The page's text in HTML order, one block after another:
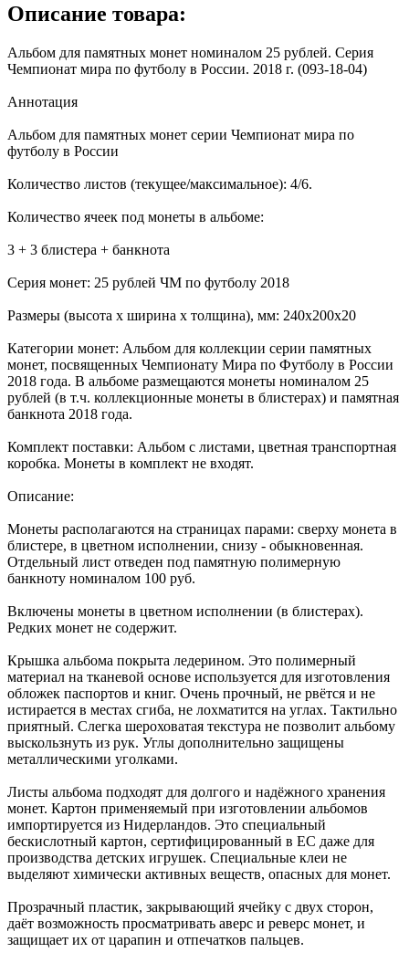
Описание товара:
Альбом для памятных монет номиналом 25 рублей. Серия
Чемпионат мира по футболу в России. 2018 г. (093-18-04)
Аннотация
Альбом для памятных монет серии Чемпионат мира по
футболу в России
Количество листов (текущее/максимальное): 4/6.
Количество ячеек под монеты в альбоме:
3 + 3 блистера + банкнота
Серия монет: 25 рублей ЧМ по футболу 2018
Размеры (высота х ширина х толщина), мм: 240х200х20
Категории монет: Альбом для коллекции серии памятных
монет, посвященных Чемпионату Мира по Футболу в России
2018 года. В альбоме размещаются монеты номиналом 25
рублей (в т.ч. коллекционные монеты в блистерах) и памятная
банкнота 2018 года.
Комплект поставки: Альбом с листами, цветная транспортная
коробка. Монеты в комплект не входят.
Описание:
Монеты располагаются на страницах парами: сверху монета в
блистере, в цветном исполнении, снизу - обыкновенная.
Отдельный лист отведен под памятную полимерную
банкноту номиналом 100 руб.
Включены монеты в цветном исполнении (в блистерах).
Редких монет не содержит.
Крышка альбома покрыта ледерином. Это полимерный
материал на тканевой основе используется для изготовления
обложек паспортов и книг. Очень прочный, не рвётся и не
истирается в местах сгиба, не лохматится на углах. Тактильно
приятный. Слегка шероховатая текстура не позволит альбому
выскользнуть из рук. Углы дополнительно защищены
металлическими уголками.
Листы альбома подходят для долгого и надёжного хранения
монет. Картон применяемый при изготовлении альбомов
импортируется из Нидерландов. Это специальный
бескислотный картон, сертифицированный в ЕС даже для
производства детских игрушек. Специальные клеи не
выделяют химически активных веществ, опасных для монет.
Прозрачный пластик, закрывающий ячейку с двух сторон,
даёт возможность просматривать аверс и реверс монет, и
защищает их от царапин и отпечатков пальцев.